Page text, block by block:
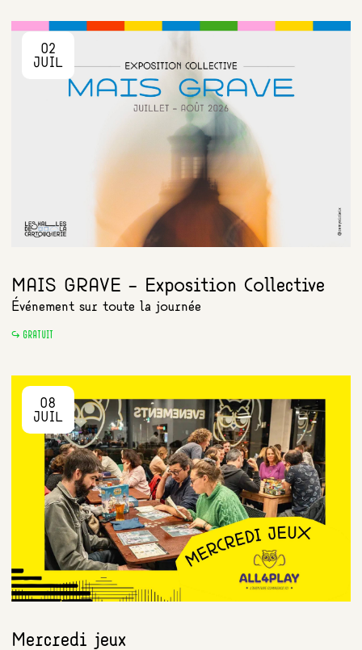
02
JUIL
MAIS GRAVE - Exposition Collective
Événement sur toute la journée
GRATUIT
08
JUIL
Mercredi jeux